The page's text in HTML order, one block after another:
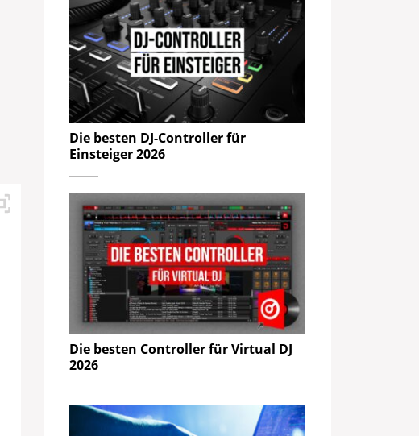
Die besten DJ-Controller für
Einsteiger 2026
Die besten Controller für Virtual DJ
2026